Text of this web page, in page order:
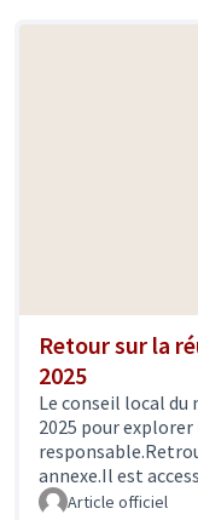
Retour sur la
2025
Le conseil local du
2025 pour
annexe.Il est
Article officiel